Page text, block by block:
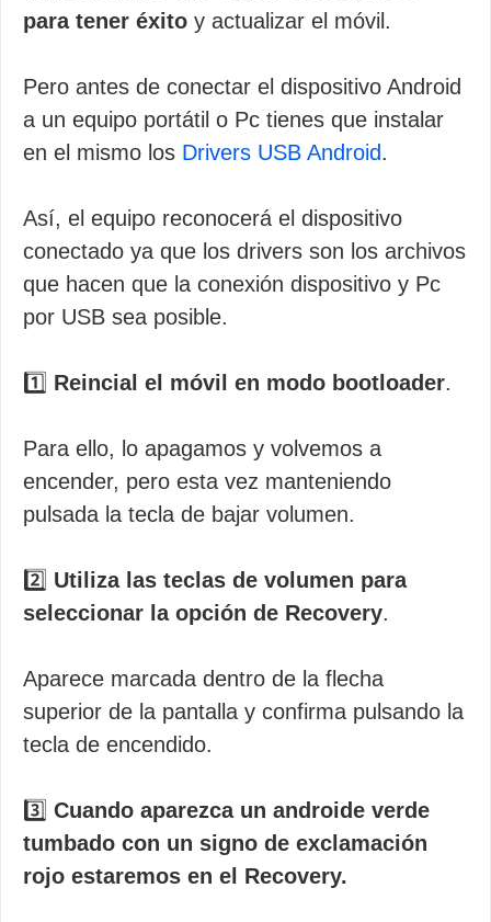
para tener éxito y actualizar el móvil.
Pero antes de conectar el dispositivo Android
a un equipo portátil o Pc tienes que instalar
en el mismo los Drivers USB Android.
Así, el equipo reconocerá el dispositivo
conectado ya que los drivers son los archivos
que hacen que la conexión dispositivo y Pc
por USB sea posible.
1️⃣ Reincial el móvil en modo bootloader.
Para ello, lo apagamos y volvemos a
encender, pero esta vez manteniendo
pulsada la tecla de bajar volumen.
2️⃣ Utiliza las teclas de volumen para
seleccionar la opción de Recovery.
Aparece marcada dentro de la flecha
superior de la pantalla y confirma pulsando la
tecla de encendido.
3️⃣ Cuando aparezca un androide verde
tumbado con un signo de exclamación
rojo estaremos en el Recovery.